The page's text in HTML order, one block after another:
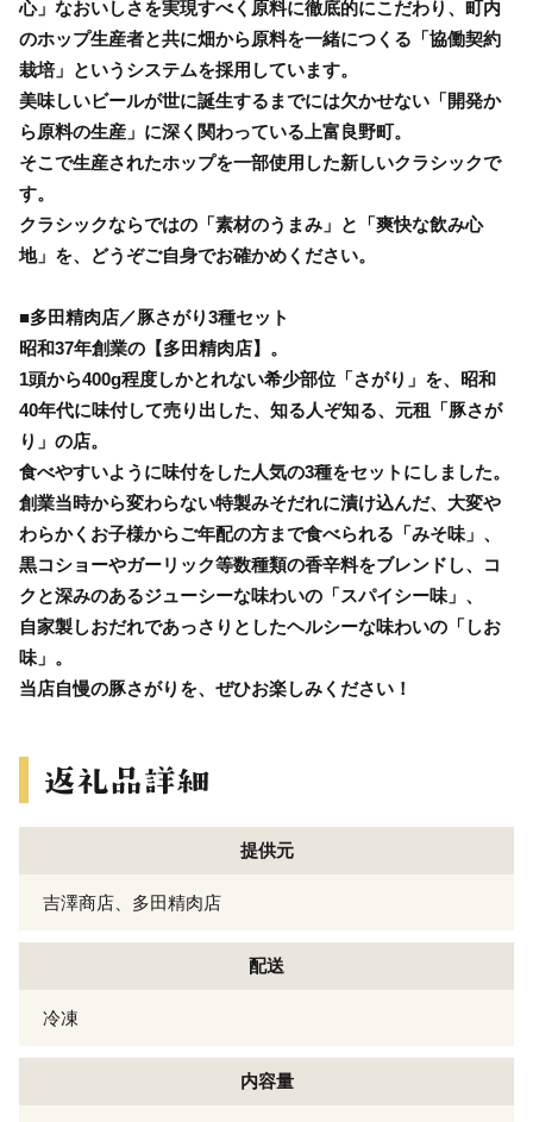
心」なおいしさを実現すべく原料に徹底的にこだわり、町内
のホップ生産者と共に畑から原料を一緒につくる「協働契約
栽培」というシステムを採用しています。
美味しいビールが世に誕生するまでには欠かせない「開発か
ら原料の生産」に深く関わっている上富良野町。
そこで生産されたホップを一部使用した新しいクラシックで
す。
クラシックならではの「素材のうまみ」と「爽快な飲み心
地」を、どうぞご自身でお確かめください。
■多田精肉店／豚さがり3種セット
昭和37年創業の【多田精肉店】。
1頭から400g程度しかとれない希少部位「さがり」を、昭和
40年代に味付して売り出した、知る人ぞ知る、元租「豚さが
り」の店。
食べやすいように味付をした人気の3種をセットにしました。
創業当時から変わらない特製みそだれに漬け込んだ、大変や
わらかくお子様からご年配の方まで食べられる「みそ味」、
黒コショーやガーリック等数種類の香辛料をブレンドし、コ
クと深みのあるジューシーな味わいの「スパイシー味」、
自家製しおだれであっさりとしたヘルシーな味わいの「しお
味」。
当店自慢の豚さがりを、ぜひお楽しみください！
提供元
吉澤商店、多田精肉店
配送
冷凍
内容量